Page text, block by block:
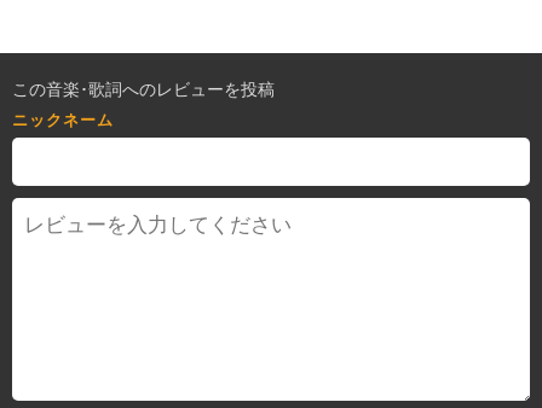
この音楽･歌詞へのレビューを投稿
ニックネーム